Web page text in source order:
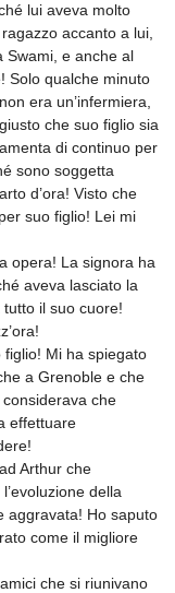
lui aveva molto
accanto a lui,
Swami, e anche al
Solo qualche minuto
era un’infermiera,
che suo figlio sia
di continuo per
sono soggetta
d’ora! Visto che
suo figlio! Lei mi
opera! La signora ha
aveva lasciato la
il suo cuore!
Mi ha spiegato
a Grenoble e che
che
effettuare
Arthur che
della
aggravata! Ho saputo
come il migliore
che si riunivano